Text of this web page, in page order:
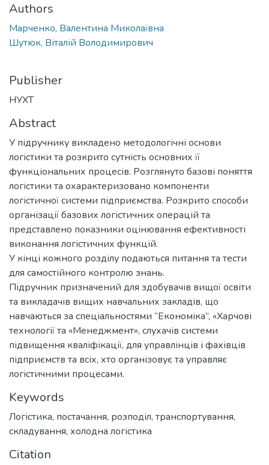
Authors
Марченко, Валентина Миколаївна
Шутюк, Віталій Володимирович
Publisher
НУХТ
Abstract
У підручнику викладено методологічні основи
логістики та розкрито сутність основних її
функціональних процесів. Розглянуто базові поняття
логістики та охарактеризовано компоненти
логістичної системи підприємства. Розкрито способи
організації базових логістичних операцій та
представлено показники оцінювання ефективності
виконання логістичних функцій.
У кінці кожного розділу подаються питання та тести
для самостійного контролю знань.
Підручник призначений для здобувачів вищої освіти
та викладачів вищих навчальних закладів, що
навчаються за спеціальностями “Економіка”, «Харчові
технології та «Менеджмент», слухачів системи
підвищення кваліфікації, для управлінців і фахівців
підприємств та всіх, хто організовує та управляє
логістичними процесами.
Keywords
Логістика, постачання, розподіл, транспортування,
складування, холодна логістика
Citation